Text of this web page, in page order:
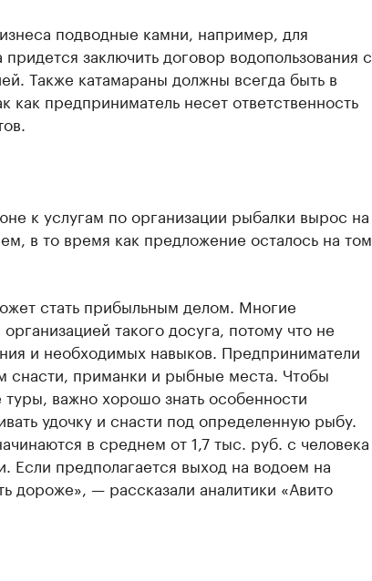
подводные камни, например, для
придется заключить договор водопользования с
Также катамараны должны всегда быть в
как предприниматель несет ответственность
к услугам по организации рыбалки вырос на
в то время как предложение осталось на том
стать прибыльным делом. Многие
такого досуга, потому что не
и необходимых навыков. Предприниматели
снасти, приманки и рыбные места. Чтобы
важно хорошо знать особенности
удочку и снасти под определенную рыбу.
в среднем от 1,7 тыс. руб. с человека
Если предполагается выход на водоем на
дороже», — рассказали аналитики «Авито